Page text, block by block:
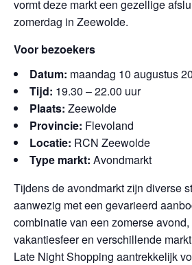
vormt deze markt een gezellige
zomerdag in Zeewolde.
Voor bezoekers
Datum: maandag 10 augustus
Tijd: 19.30 – 22.00 uur
Plaats: Zeewolde
Provincie: Flevoland
Locatie: RCN Zeewolde
Type markt: Avondmarkt
Tijdens de avondmarkt zijn diverse
aanwezig met een gevarieerd
combinatie van een zomerse
vakantiesfeer en verschillende
Late Night Shopping aantrekkelijk